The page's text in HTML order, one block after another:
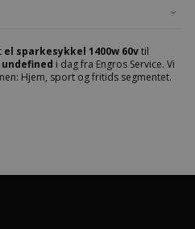
el sparkesykkel 1400w 60vtil
undefined i dag fra Engros Service. Vi
Hjem, sport og fritids segmentet.